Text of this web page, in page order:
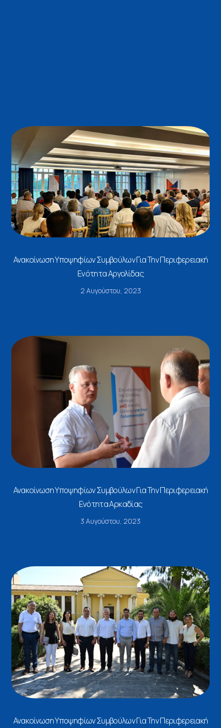
Ανακοίνωση Υποψηφίων Συμβούλων Για Την Περιφερειακή
Ενότητα Αργολίδας
2 Αυγούστου, 2023
Ανακοίνωση Υποψηφίων Συμβούλων Για Την Περιφερειακή
Ενότητα Αρκαδίας
3 Αυγούστου, 2023
Ανακοίνωση Υποψηφίων Συμβούλων Για Την Περιφερειακή